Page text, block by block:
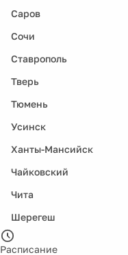
Саров
Сочи
Ставрополь
Тверь
Тюмень
Усинск
Ханты-Мансийск
Чайковский
Чита
Шерегеш
Расписание